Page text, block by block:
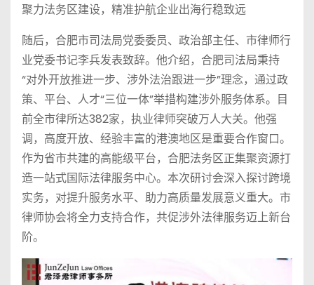
聚力法务区建设，精准护航企业出海行稳致远
随后，合肥市司法局党委委员、政治部主任、市律师行
业党委书记李兵发表致辞。他介绍，合肥司法局秉持
“对外开放推进一步、涉外法治跟进一步”理念，通过政
策、平台、人才“三位一体”举措构建涉外服务体系。目
前全市律所达382家，执业律师突破万人大关。他强
调，高度开放、经验丰富的港澳地区是重要合作窗口。
作为省市共建的高能级平台，合肥法务区正集聚资源打
造一站式国际法律服务中心。本次研讨会深入探讨跨境
实务，对提升服务水平、助力高质量发展意义重大。市
律师协会将全力支持合作，共促涉外法律服务迈上新台
阶。